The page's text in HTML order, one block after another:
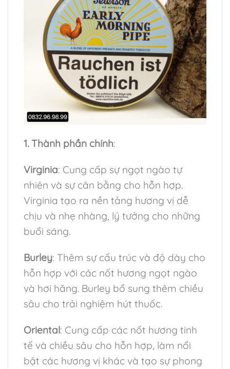
1. Thành phần chính:
Virginia: Cung cấp sự ngọt ngào tự
nhiên và sự cân bằng cho hỗn hợp.
Virginia tạo ra nền tảng hương vị dễ
chịu và nhẹ nhàng, lý tưởng cho những
buổi sáng.
Burley: Thêm sự cấu trúc và độ dày cho
hỗn hợp với các nốt hương ngọt ngào
và hơi hăng. Burley bổ sung thêm chiều
sâu cho trải nghiệm hút thuốc.
Oriental: Cung cấp các nốt hương tinh
tế và chiều sâu cho hỗn hợp, làm nổi
bật các hương vị khác và tạo sự phong